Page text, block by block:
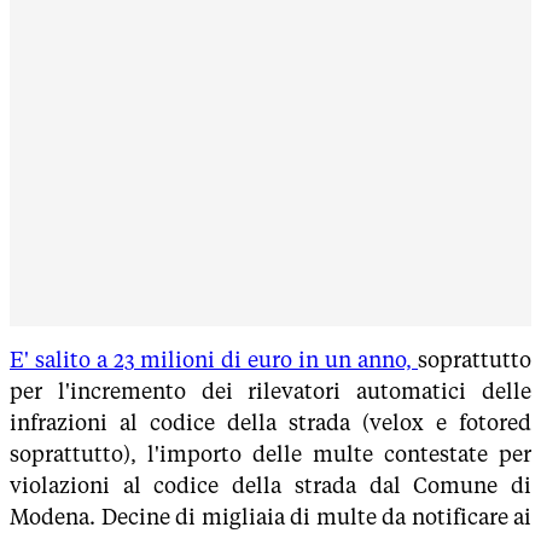
E' salito a 23 milioni di euro in un anno, soprattutto
per l'incremento dei rilevatori automatici delle
infrazioni al codice della strada (velox e fotored
soprattutto), l'importo delle multe contestate per
violazioni al codice della strada dal Comune di
Modena. Decine di migliaia di multe da notificare ai